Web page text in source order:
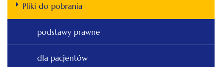
Pliki do pobrania
podstawy prawne
dla pacjentów